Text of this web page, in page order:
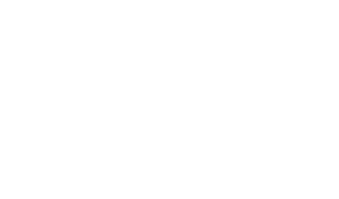
Zwecken verarbeitet:
der Website,
Website,
6 Abs. 1 S. 1 lit. f DSGVO. Unser berechtigtes
erhobenen Daten zu dem Zweck, Rückschlüsse
Cookies sowie Analysedienste ein. Nähere